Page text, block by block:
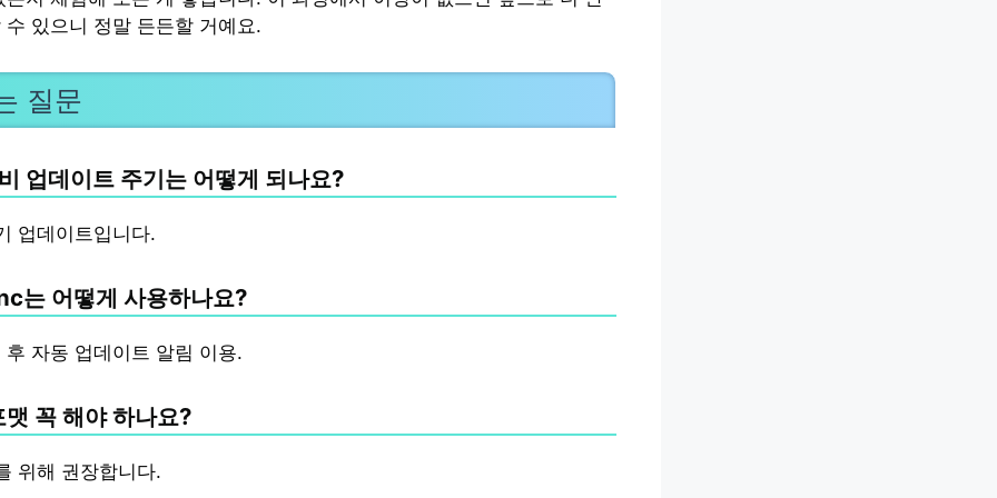
있으니 정말 든든할 거예요.
질문
업데이트 주기는 어떻게 되나요?
업데이트입니다.
는 어떻게 사용하나요?
자동 업데이트 알림 이용.
꼭 해야 하나요?
위해 권장합니다.